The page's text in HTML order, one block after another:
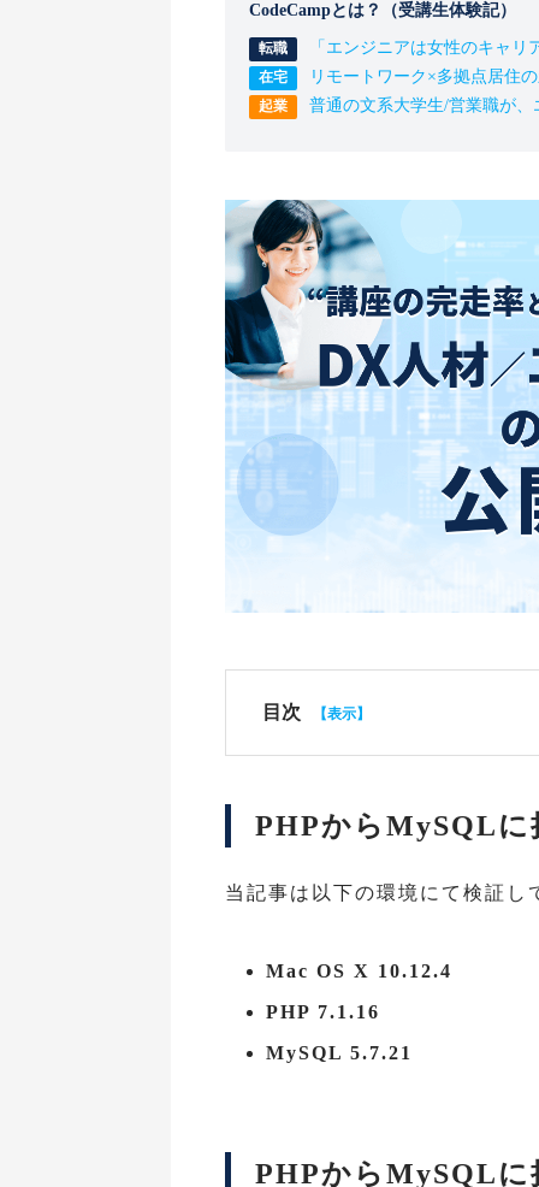
CodeCampとは？（受講生体験記）
「エンジニアは女性のキャ
リモートワーク×多拠点居住
普通の文系大学生/営業職が
目次
PHPからMySQLに
当記事は以下の環境にて検証し
Mac OS X 10.12.4
PHP 7.1.16
MySQL 5.7.21
PHPからMySQLに